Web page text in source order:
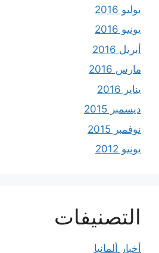
يوليو 2016
يونيو 2016
أبريل 2016
مارس 2016
يناير 2016
ديسمبر 2015
نوفمبر 2015
يونيو 2012
التصنيفات
أخبار ألمانيا